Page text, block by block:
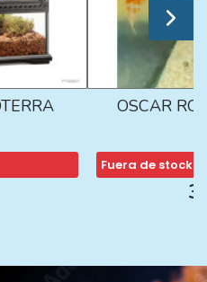
OSCAR
Fuera de stock